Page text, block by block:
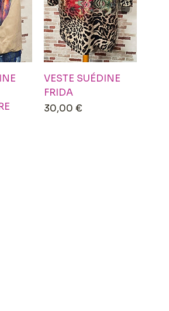
VESTE SUÉDINE
FRIDA
Prix
30,00 €